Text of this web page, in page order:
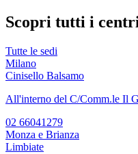
Scopri tutti i
Tutte le sedi
Milano
Cinisello Balsamo
All'interno del C/Comm.le Il
02 66041279
Monza e Brianza
Limbiate